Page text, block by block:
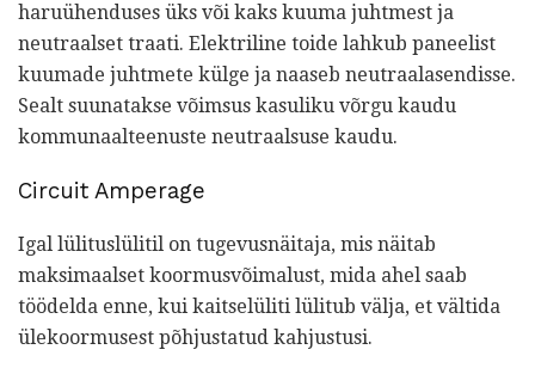
haruühenduses üks või kaks kuuma juhtmest ja
neutraalset traati. Elektriline toide lahkub paneelist
kuumade juhtmete külge ja naaseb neutraalasendisse.
Sealt suunatakse võimsus kasuliku võrgu kaudu
kommunaalteenuste neutraalsuse kaudu.
Circuit Amperage
Igal lülituslülitil on tugevusnäitaja, mis näitab
maksimaalset koormusvõimalust, mida ahel saab
töödelda enne, kui kaitselüliti lülitub välja, et vältida
ülekoormusest põhjustatud kahjustusi.